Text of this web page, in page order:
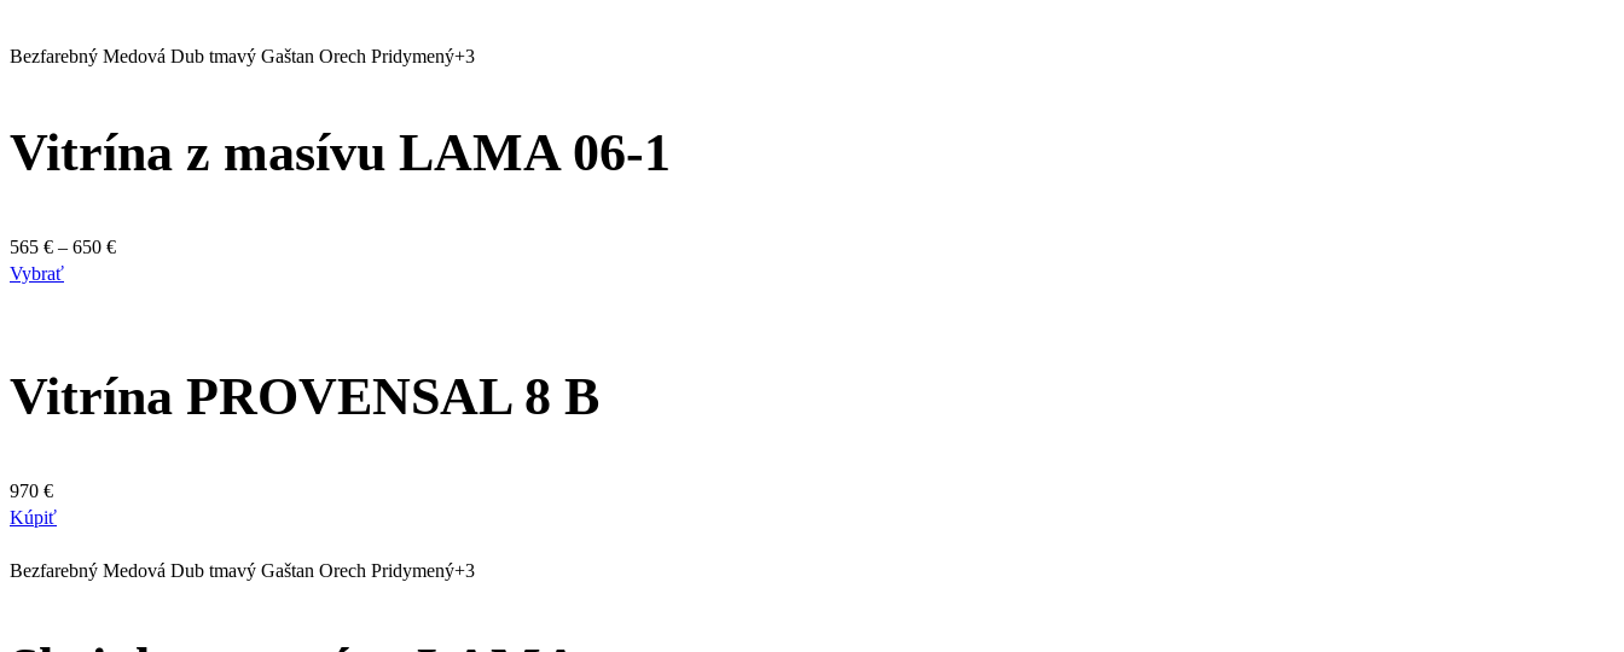
Bezfarebný Medová Dub tmavý Gaštan Orech Pridymený+3
Vitrína z masívu LAMA 06-1
565 € – 650 €Price
VybraťTento
variantov.
Možnosti
produktu.
Vitrína PROVENSAL 8 B
970 €
Kúpiť
Bezfarebný Medová Dub tmavý Gaštan Orech Pridymený+3